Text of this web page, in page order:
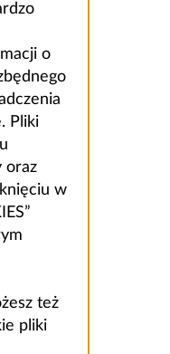
o
Pliki
oraz
w
też
pliki